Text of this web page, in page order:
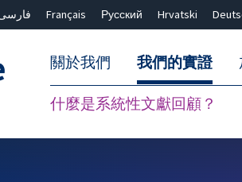
Français Русский Hrvatski
關於我們 我們的實證
什麼是系統性文獻回顧？